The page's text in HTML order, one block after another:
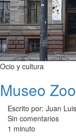
Ocio y cultura
Museo
Escrito por: Juan Luis
Sin comentarios
1 minuto